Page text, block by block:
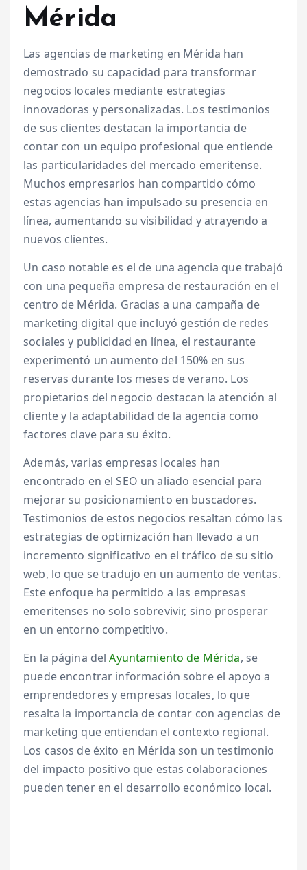
Mérida
Las agencias de marketing en Mérida han
demostrado su capacidad para transformar
negocios locales mediante estrategias
innovadoras y personalizadas. Los testimonios
de sus clientes destacan la importancia de
contar con un equipo profesional que entiende
las particularidades del mercado emeritense.
Muchos empresarios han compartido cómo
estas agencias han impulsado su presencia en
línea, aumentando su visibilidad y atrayendo a
nuevos clientes.
Un caso notable es el de una agencia que trabajó
con una pequeña empresa de restauración en el
centro de Mérida. Gracias a una campaña de
marketing digital que incluyó gestión de redes
sociales y publicidad en línea, el restaurante
experimentó un aumento del 150% en sus
reservas durante los meses de verano. Los
propietarios del negocio destacan la atención al
cliente y la adaptabilidad de la agencia como
factores clave para su éxito.
Además, varias empresas locales han
encontrado en el SEO un aliado esencial para
mejorar su posicionamiento en buscadores.
Testimonios de estos negocios resaltan cómo las
estrategias de optimización han llevado a un
incremento significativo en el tráfico de su sitio
web, lo que se tradujo en un aumento de ventas.
Este enfoque ha permitido a las empresas
emeritenses no solo sobrevivir, sino prosperar
en un entorno competitivo.
En la página delAyuntamiento de Mérida, se
puede encontrar información sobre el apoyo a
emprendedores y empresas locales, lo que
resalta la importancia de contar con agencias de
marketing que entiendan el contexto regional.
Los casos de éxito en Mérida son un testimonio
del impacto positivo que estas colaboraciones
pueden tener en el desarrollo económico local.